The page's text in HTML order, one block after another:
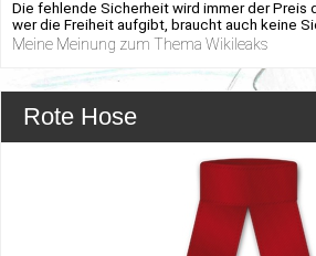
Die fehlende Sicherheit wird immer der Preis
wer die Freiheit aufgibt, braucht auch keine
Meine Meinung zum Thema Wikileaks
Rote Hose